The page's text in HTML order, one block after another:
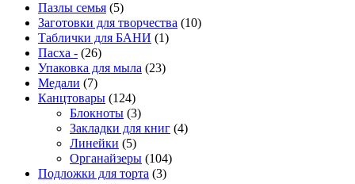
Пазлы семья (5)
Заготовки для творчества (10)
Таблички для БАНИ (1)
Пасха - (26)
Упаковка для мыла (23)
Медали (7)
Канцтовары (124)
Блокноты (3)
Закладки для книг (4)
Линейки (5)
Органайзеры (104)
Подложки для торта (3)